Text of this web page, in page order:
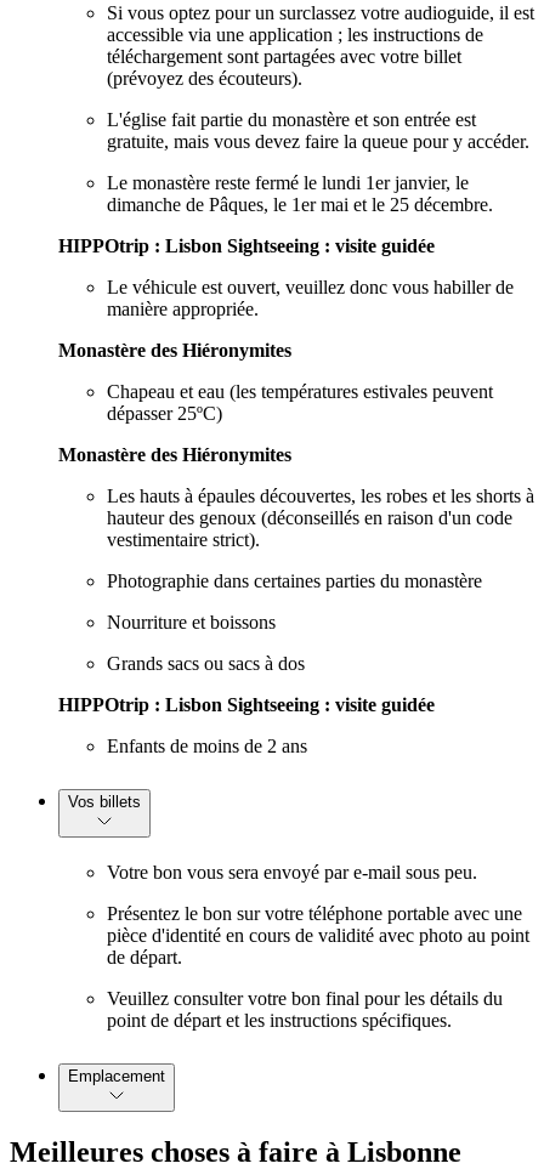
Si vous optez pour un surclassez votre audioguide, il est
accessible via une application ; les instructions de
téléchargement sont partagées avec votre billet
(prévoyez des écouteurs).
L'église fait partie du monastère et son entrée est
gratuite, mais vous devez faire la queue pour y accéder.
Le monastère reste fermé le lundi 1er janvier, le
dimanche de Pâques, le 1er mai et le 25 décembre.
HIPPOtrip : Lisbon Sightseeing : visite guidée
Le véhicule est ouvert, veuillez donc vous habiller de
manière appropriée.
Monastère des Hiéronymites
Chapeau et eau (les températures estivales peuvent
dépasser 25ºC)
Monastère des Hiéronymites
Les hauts à épaules découvertes, les robes et les shorts à
hauteur des genoux (déconseillés en raison d'un code
vestimentaire strict).
Photographie dans certaines parties du monastère
Nourriture et boissons
Grands sacs ou sacs à dos
HIPPOtrip : Lisbon Sightseeing : visite guidée
Enfants de moins de 2 ans
Vos billets
Votre bon vous sera envoyé par e-mail sous peu.
Présentez le bon sur votre téléphone portable avec une
pièce d'identité en cours de validité avec photo au point
de départ.
Veuillez consulter votre bon final pour les détails du
point de départ et les instructions spécifiques.
Emplacement
Meilleures choses à faire à Lisbonne